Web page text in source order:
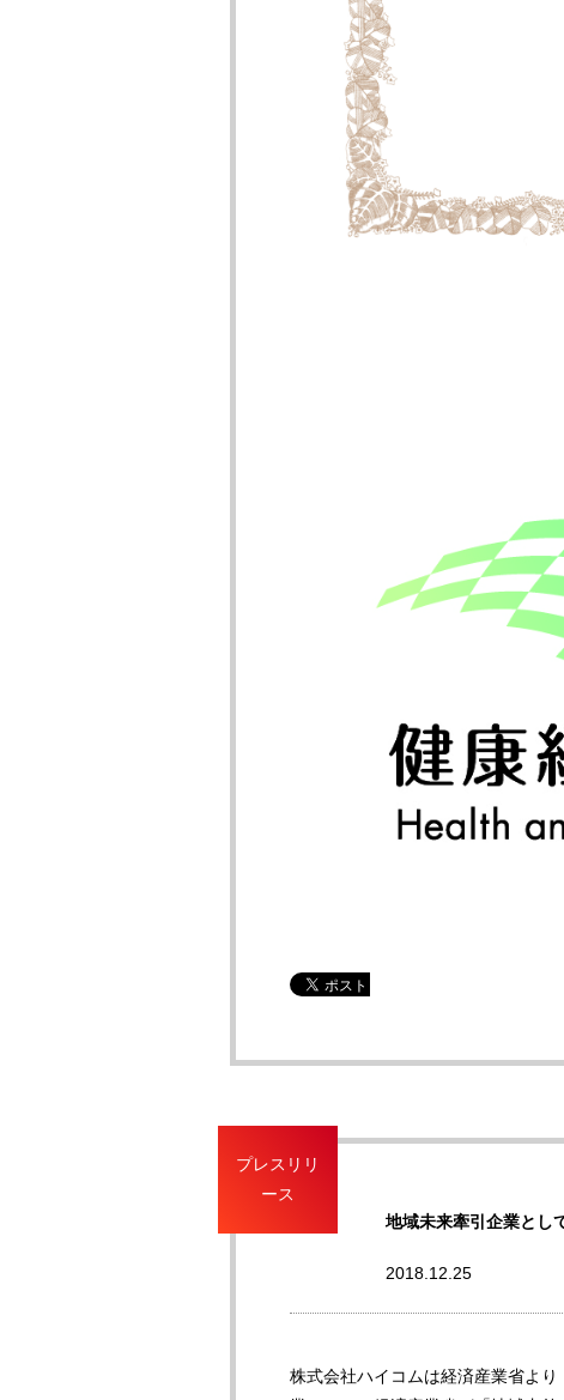
プレスリリ
ース
地域未来牽引企業とし
2018.12.25
株式会社ハイコムは経済産業省よ